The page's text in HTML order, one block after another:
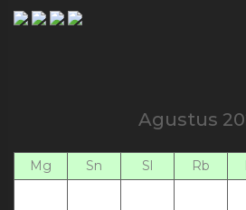
Agustus
Mg Sn Sl Rb